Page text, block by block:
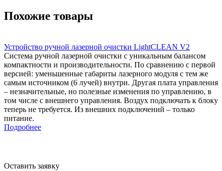
Похожие товары
Устройство ручной лазерной очистки LightCLEAN V2
Система ручной лазерной очистки с уникальным балансом
компактности и производительности. По сравнению с первой
версией: уменьшенные габариты лазерного модуля с тем же
самым источником (6 лучей) внутри. Другая плата управления
– незначительные, но полезные изменения по управлению, в
том числе с внешнего управления. Воздух подключать к блоку
теперь не требуется. Из внешних подключений – только
питание.
Подробнее
Оставить заявку